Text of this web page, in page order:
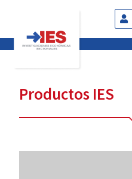
Productos IES